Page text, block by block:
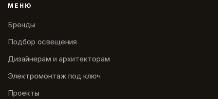
МЕНЮ
Бренды
Подбор освещения
Дизайнерам и архитекторам
Электромонтаж под ключ
Проекты